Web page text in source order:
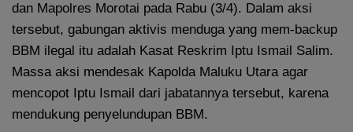
dan Mapolres Morotai pada Rabu (3/4). Dalam aksi
tersebut, gabungan aktivis menduga yang mem-backup
BBM ilegal itu adalah Kasat Reskrim Iptu Ismail Salim.
Massa aksi mendesak Kapolda Maluku Utara agar
mencopot Iptu Ismail dari jabatannya tersebut, karena
mendukung penyelundupan BBM.